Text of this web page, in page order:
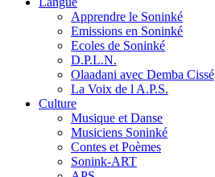
Apprendre le Soninké
Emissions en Soninké
Ecoles de Soninké
D.P.L.N.
Olaadani avec Demba Cissé
La Voix de l A.P.S.
Culture
Musique et Danse
Musiciens Soninké
Contes et Poèmes
Sonink-ART